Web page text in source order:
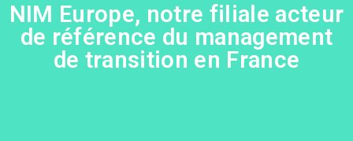
NIM Europe, notre filiale acteur
de référence du management
de transition en France